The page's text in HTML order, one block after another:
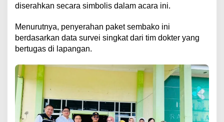
diserahkan secara simbolis dalam acara ini.
Menurutnya, penyerahan paket sembako ini
berdasarkan data survei singkat dari tim dokter yang
bertugas di lapangan.